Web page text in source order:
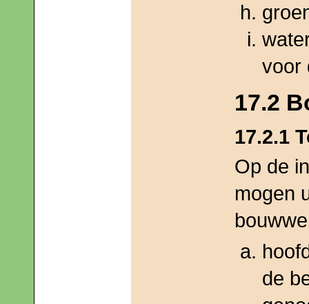
voor
17.2
17.2.1
Op de
mogen
de